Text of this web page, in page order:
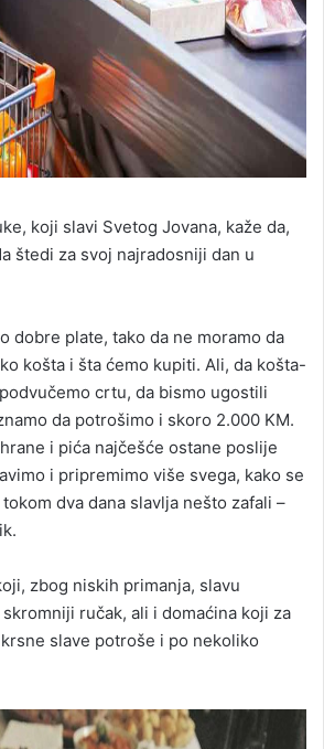
koji slavi Svetog Jovana, kaže da,
štedi za svoj najradosniji dan u
dobre plate, tako da ne moramo da
košta i šta ćemo kupiti. Ali, da košta-
crtu, da bismo ugostili
da potrošimo i skoro 2.000 KM.
i pića najčešće ostane poslije
i pripremimo više svega, kako se
dva dana slavlja nešto zafali –
zbog niskih primanja, slavu
ručak, ali i domaćina koji za
slave potroše i po nekoliko